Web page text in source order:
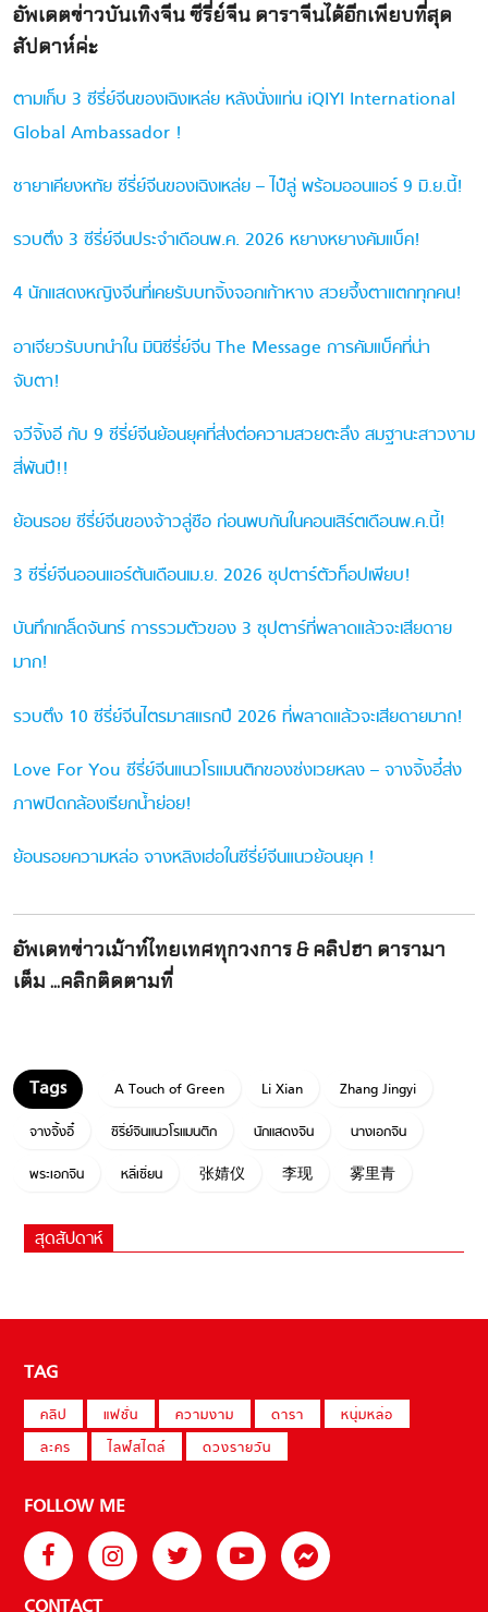
อัพเดตข่าวบันเทิงจีน ซีรี่ย์จีน ดาราจีนได้อีกเพียบที่สุด
สัปดาห์ค่ะ
ตามเก็บ 3 ซีรี่ย์จีนของเฉิงเหล่ย หลังนั่งแท่น iQIYI International
Global Ambassador !
ชายาเคียงหทัย ซีรี่ย์จีนของเฉิงเหล่ย – ไป๋ลู่ พร้อมออนแอร์ 9 มิ.ย.นี้!
รวบตึง 3 ซีรี่ย์จีนประจำเดือนพ.ค. 2026 หยางหยางคัมแบ็ค!
4 นักแสดงหญิงจีนที่เคยรับบทจิ้งจอกเก้าหาง สวยจึ้งตาแตกทุกคน!
อาเจียวรับบทนำใน มินิซีรี่ย์จีน The Message การคัมแบ็คที่น่า
จับตา!
จวีจิ้งอี กับ 9 ซีรี่ย์จีนย้อนยุคที่ส่งต่อความสวยตะลึง สมฐานะสาวงาม
สี่พันปี!!
ย้อนรอย ซีรี่ย์จีนของจ้าวลู่ซือ ก่อนพบกันในคอนเสิร์ตเดือนพ.ค.นี้!
3 ซีรี่ย์จีนออนแอร์ต้นเดือนเม.ย. 2026 ซุปตาร์ตัวท็อปเพียบ!
บันทึกเกล็ดจันทร์ การรวมตัวของ 3 ซุปตาร์ที่พลาดแล้วจะเสียดาย
มาก!
รวบตึง 10 ซีรี่ย์จีนไตรมาสแรกปี 2026 ที่พลาดแล้วจะเสียดายมาก!
Love For You ซีรี่ย์จีนแนวโรแมนติกของซ่งเวยหลง – จางจิ้งอี๋ส่ง
ภาพปิดกล้องเรียกน้ำย่อย!
ย้อนรอยความหล่อ จางหลิงเฮ่อในซีรี่ย์จีนแนวย้อนยุค !
อัพเดทข่าวเม้าท์ไทยเทศทุกวงการ & คลิปฮา ดารามา
เต็ม ...คลิกติดตามที่
A Touch of Green Li Xian
Zhang Jingyi
จางจิ้งอี๋
ซีรี่ย์จีนแนวโรแมนติก นักแสดงจีน
นางเอกจีน
พระเอกจีน
หลี่เซี่ยน 张婧仪 李现 雾里青
สุดสัปดาห์
TAG
คลิป แฟชั่น ความงาม ดารา
หนุ่มหล่อ
ละคร
ไลฟ์สไตล์ ดวงรายวัน
FOLLOW ME